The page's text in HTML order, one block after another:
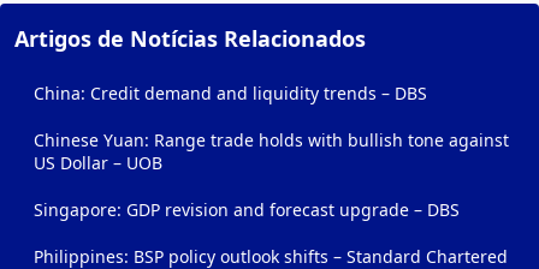
Artigos de Notícias Relacionados
China: Credit demand and liquidity trends – DBS
Chinese Yuan: Range trade holds with bullish tone against
US Dollar – UOB
Singapore: GDP revision and forecast upgrade – DBS
Philippines: BSP policy outlook shifts – Standard Chartered